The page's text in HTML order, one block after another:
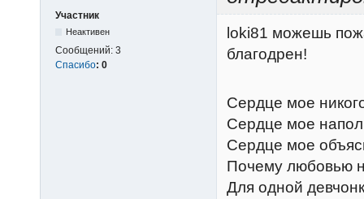
Участник
Неактивен
Сообщений: 3
Спасибо: 0
loki81 можешь
благодрен!
Сердце мое
Сердце мое
Сердце мое
Почему любовью
Для одной